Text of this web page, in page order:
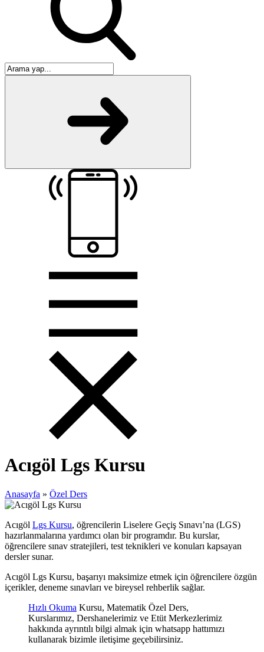
Acıgöl Lgs Kursu
Anasayfa » Özel Ders
Acıgöl Lgs Kursu, öğrencilerin Liselere Geçiş Sınavı’na (LGS)
hazırlanmalarına yardımcı olan bir programdır. Bu kurslar,
öğrencilere sınav stratejileri, test teknikleri ve konuları kapsayan
dersler sunar.
Acıgöl Lgs Kursu, başarıyı maksimize etmek için öğrencilere özgün
içerikler, deneme sınavları ve bireysel rehberlik sağlar.
Hızlı Okuma Kursu, Matematik Özel Ders,
Kurslarımız, Dershanelerimiz ve Etüt Merkezlerimiz
hakkında ayrıntılı bilgi almak için whatsapp hattımızı
kullanarak bizimle iletişime geçebilirsiniz.